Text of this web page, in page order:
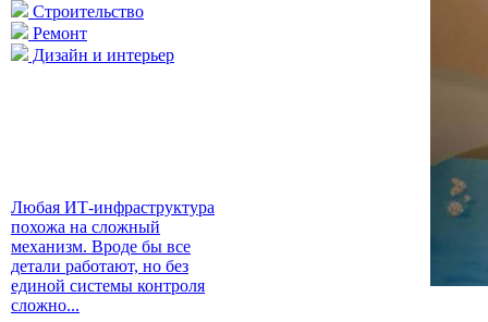
Строительство
Ремонт
Дизайн и интерьер
Любая ИТ-инфраструктура
похожа на сложный
механизм. Вроде бы все
детали работают, но без
единой системы контроля
сложно...